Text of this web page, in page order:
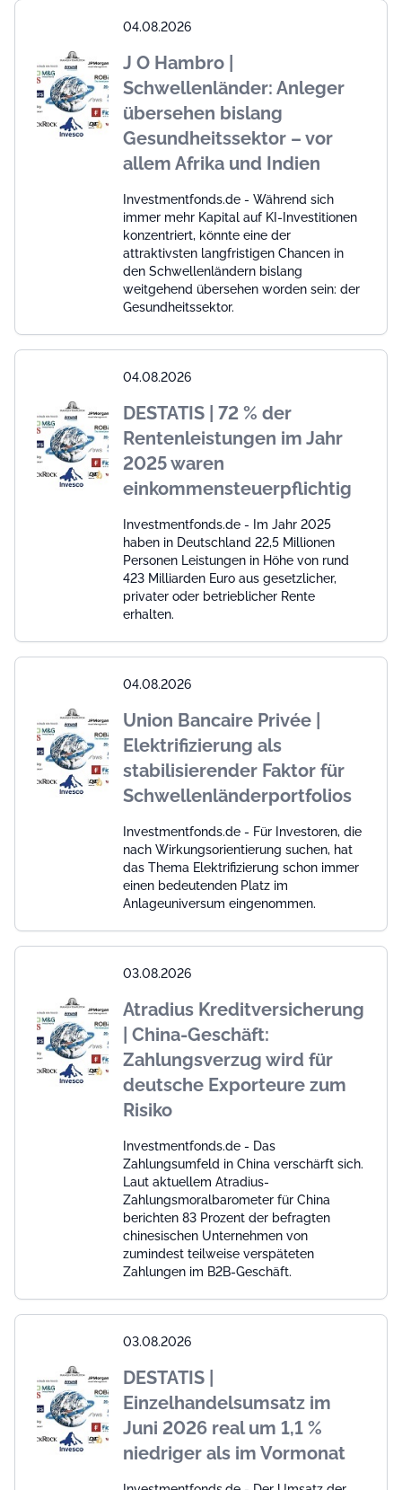
04.08.2026
J O Hambro |
Schwellenländer: Anleger
übersehen bislang
Gesundheitssektor – vor
allem Afrika und Indien
Investmentfonds.de - Während sich
immer mehr Kapital auf KI-Investitionen
konzentriert, könnte eine der
attraktivsten langfristigen Chancen in
den Schwellenländern bislang
weitgehend übersehen worden sein: der
Gesundheitssektor.
04.08.2026
DESTATIS | 72 % der
Rentenleistungen im Jahr
2025 waren
einkommensteuerpflichtig
Investmentfonds.de - Im Jahr 2025
haben in Deutschland 22,5 Millionen
Personen Leistungen in Höhe von rund
423 Milliarden Euro aus gesetzlicher,
privater oder betrieblicher Rente
erhalten.
04.08.2026
Union Bancaire Privée |
Elektrifizierung als
stabilisierender Faktor für
Schwellenländerportfolios
Investmentfonds.de - Für Investoren, die
nach Wirkungsorientierung suchen, hat
das Thema Elektrifizierung schon immer
einen bedeutenden Platz im
Anlageuniversum eingenommen.
03.08.2026
Atradius Kreditversicherung
| China-Geschäft:
Zahlungsverzug wird für
deutsche Exporteure zum
Risiko
Investmentfonds.de - Das
Zahlungsumfeld in China verschärft sich.
Laut aktuellem Atradius-
Zahlungsmoralbarometer für China
berichten 83 Prozent der befragten
chinesischen Unternehmen von
zumindest teilweise verspäteten
Zahlungen im B2B-Geschäft.
03.08.2026
DESTATIS |
Einzelhandelsumsatz im
Juni 2026 real um 1,1 %
niedriger als im Vormonat